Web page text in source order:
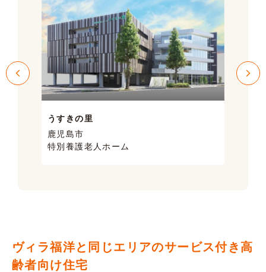
うすきの里
鹿児島市
特別養護老人ホーム
ヴィラ福洋と同じエリアのサービス付き高
齢者向け住宅